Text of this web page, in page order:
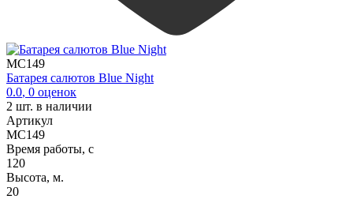
MC149
Батарея салютов Blue Night
0.0, 0 оценок
2 шт. в наличии
Артикул
MC149
Время работы, с
120
Высота, м.
20